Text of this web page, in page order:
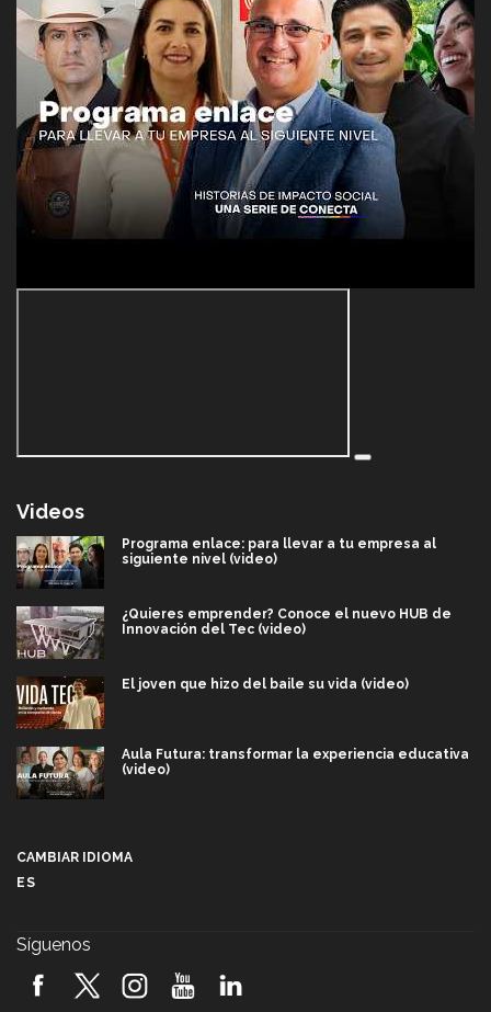
Videos
Programa enlace: para llevar a tu empresa al
siguiente nivel (video)
¿Quieres emprender? Conoce el nuevo HUB de
Innovación del Tec (video)
El joven que hizo del baile su vida (video)
Aula Futura: transformar la experiencia educativa
(video)
2026! (video)
CAMBIAR IDIOMA
ES
Síguenos